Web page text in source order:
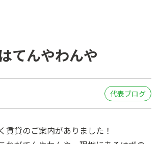
てんやわんや
代表ブログ
賃貸のご案内がありました！